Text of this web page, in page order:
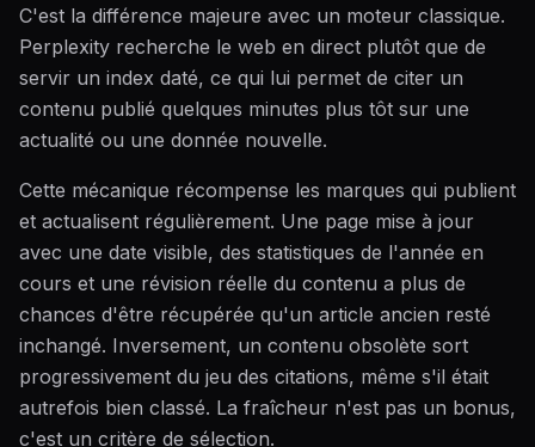
C'est la différence majeure avec un moteur classique.
Perplexity recherche le web en direct plutôt que de
servir un index daté, ce qui lui permet de citer un
contenu publié quelques minutes plus tôt sur une
actualité ou une donnée nouvelle.
Cette mécanique récompense les marques qui publient
et actualisent régulièrement. Une page mise à jour
avec une date visible, des statistiques de l'année en
cours et une révision réelle du contenu a plus de
chances d'être récupérée qu'un article ancien resté
inchangé. Inversement, un contenu obsolète sort
progressivement du jeu des citations, même s'il était
autrefois bien classé. La fraîcheur n'est pas un bonus,
c'est un critère de sélection.